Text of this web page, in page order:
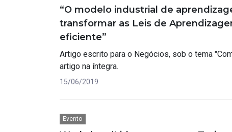
“O modelo industrial de
transformar as Leis de
eficiente”
Artigo escrito para o Negócios, sob o tema
artigo na íntegra.
15/06/2019
Evento